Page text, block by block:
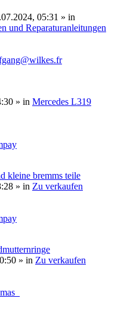
05:31 » in
und Reparaturanleitungen
» in Mercedes L319
kleine bremms teile
» in Zu verkaufen
» in Zu verkaufen